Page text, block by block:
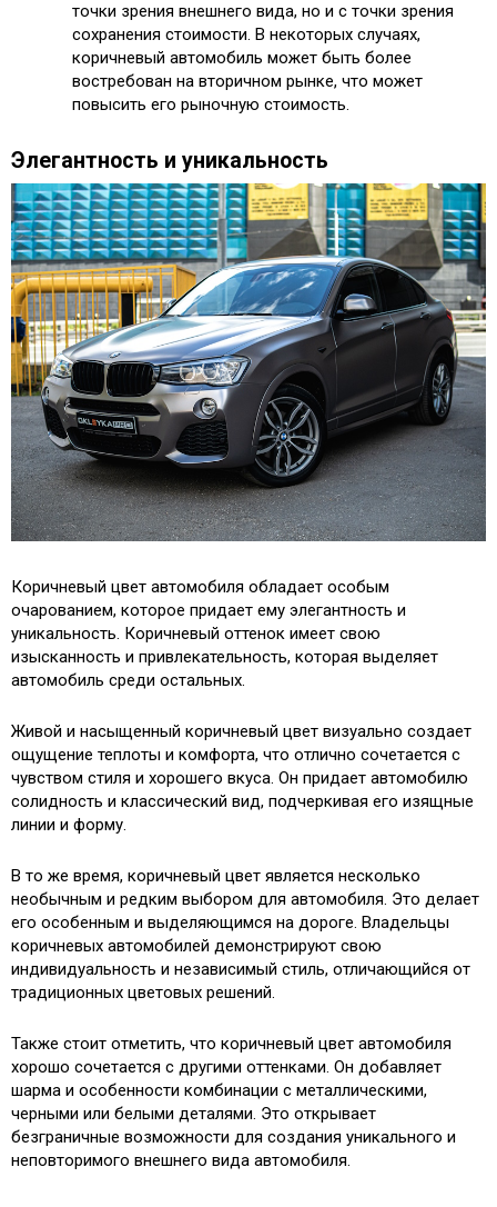
точки зрения внешнего вида, но и с точки зрения
сохранения стоимости. В некоторых случаях,
коричневый автомобиль может быть более
востребован на вторичном рынке, что может
повысить его рыночную стоимость.
Элегантность и уникальность
Коричневый цвет автомобиля обладает особым
очарованием, которое придает ему элегантность и
уникальность. Коричневый оттенок имеет свою
изысканность и привлекательность, которая выделяет
автомобиль среди остальных.
Живой и насыщенный коричневый цвет визуально создает
ощущение теплоты и комфорта, что отлично сочетается с
чувством стиля и хорошего вкуса. Он придает автомобилю
солидность и классический вид, подчеркивая его изящные
линии и форму.
В то же время, коричневый цвет является несколько
необычным и редким выбором для автомобиля. Это делает
его особенным и выделяющимся на дороге. Владельцы
коричневых автомобилей демонстрируют свою
индивидуальность и независимый стиль, отличающийся от
традиционных цветовых решений.
Также стоит отметить, что коричневый цвет автомобиля
хорошо сочетается с другими оттенками. Он добавляет
шарма и особенности комбинации с металлическими,
черными или белыми деталями. Это открывает
безграничные возможности для создания уникального и
неповторимого внешнего вида автомобиля.